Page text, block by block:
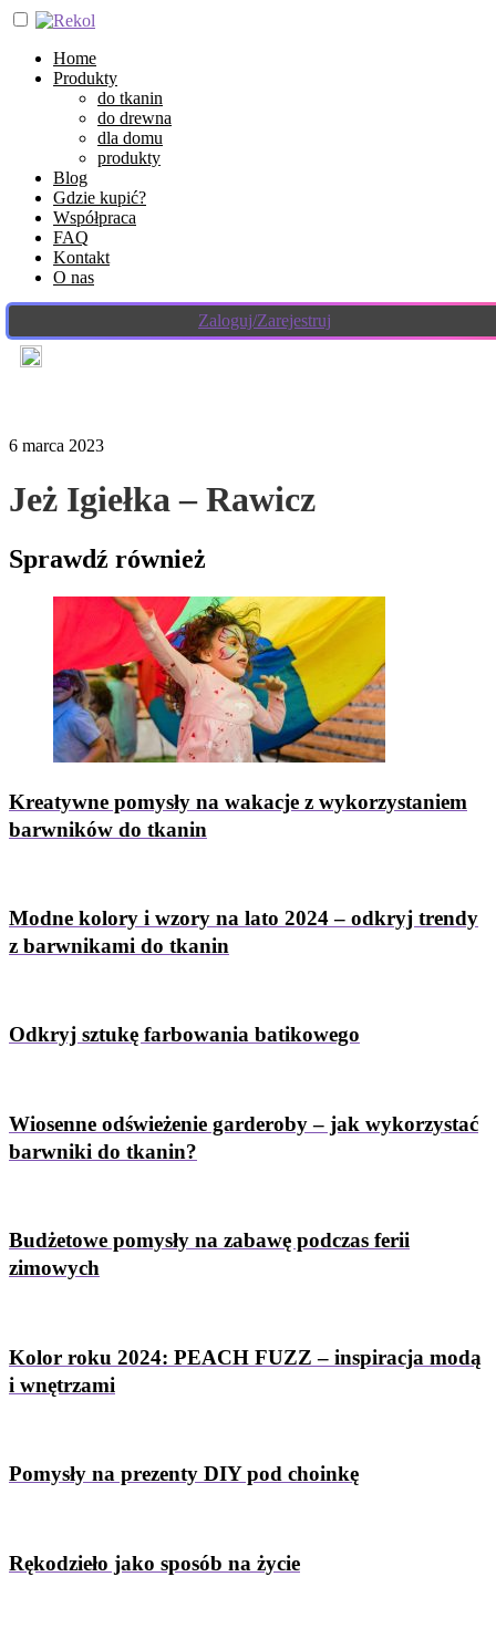
Home
Produkty
do tkanin
do drewna
dla domu
produkty
Blog
Gdzie kupić?
Współpraca
FAQ
Kontakt
O nas
Zaloguj/Zarejestruj
6 marca 2023
Jeż Igiełka – Rawicz
Sprawdź również
Kreatywne pomysły na wakacje z wykorzystaniem
barwników do tkanin
Modne kolory i wzory na lato 2024 – odkryj trendy
z barwnikami do tkanin
Odkryj sztukę farbowania batikowego
Wiosenne odświeżenie garderoby – jak wykorzystać
barwniki do tkanin?
Budżetowe pomysły na zabawę podczas ferii
zimowych
Kolor roku 2024: PEACH FUZZ – inspiracja modą
i wnętrzami
Pomysły na prezenty DIY pod choinkę
Rękodzieło jako sposób na życie